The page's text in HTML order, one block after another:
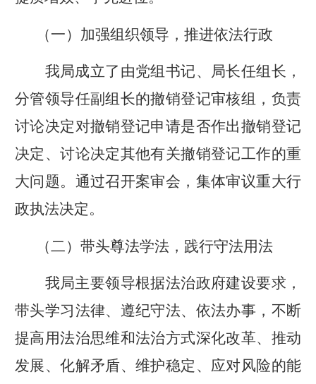
（一）加强组织领导，推进依法行政
我局成立了由党组书记、局长任组长，
分管领导任副组长的撤销登记审核组，负责
讨论决定对撤销登记申请是否作出撤销登记
决定、讨论决定其他有关撤销登记工作的重
大问题。通过召开案审会，集体审议重大行
政执法决定。
（二）带头尊法学法，践行守法用法
我局主要领导根据法治政府建设要求，
带头学习法律、遵纪守法、依法办事，不断
提高用法治思维和法治方式深化改革、推动
发展、化解矛盾、维护稳定、应对风险的能